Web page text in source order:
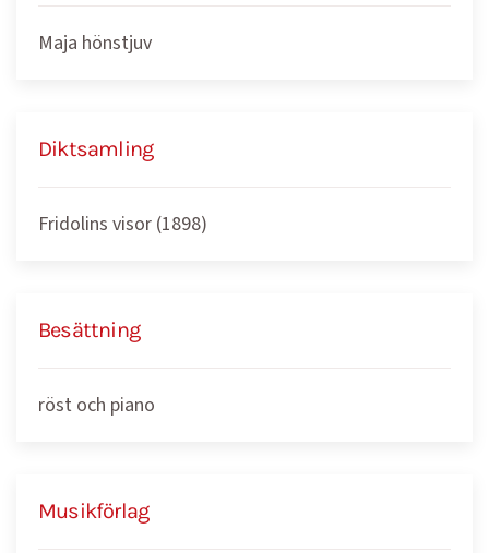
Maja hönstjuv
Diktsamling
Fridolins visor (1898)
Besättning
röst och piano
Musikförlag